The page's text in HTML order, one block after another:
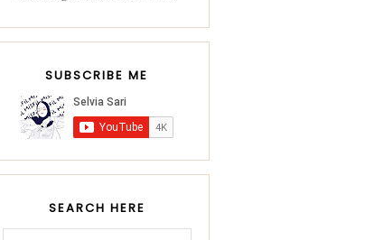
SUBSCRIBE ME
SEARCH HERE